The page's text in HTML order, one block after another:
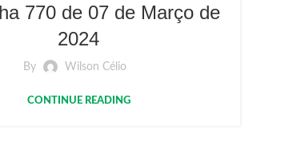
770 de 07 de Março de
2024
By Wilson Célio
CONTINUE READING